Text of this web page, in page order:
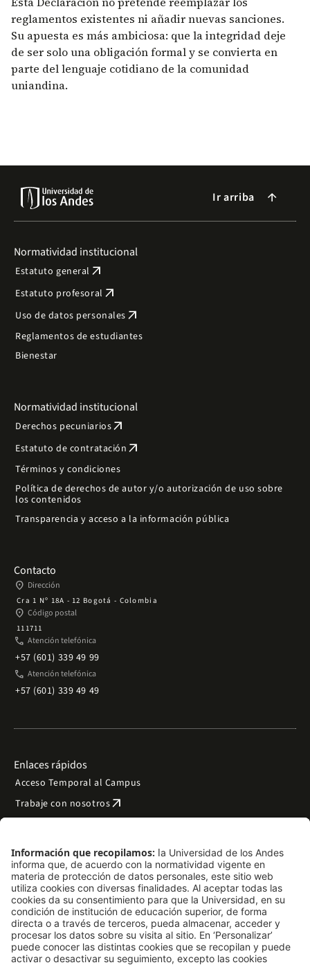
reglamentos existentes ni añadir nuevas sanciones.
Su apuesta es más ambiciosa: que la integridad deje
de ser solo una obligación formal y se convierta en
parte del lenguaje cotidiano de la comunidad
uniandina.
Ir arriba arrow_forward
Normatividad institucional
Estatuto general arrow_outward
Estatuto profesoral arrow_outward
Uso de datos personales arrow_outward
Reglamentos de estudiantes
Bienestar
Normatividad institucional
Derechos pecuniariosarrow_outward
Estatuto de contratación arrow_outward
Términos y condiciones
Política de derechos de autor y/o autorización de uso sobre
los contenidos
Transparencia y acceso a la información pública
Contacto
place Dirección
Cra 1 Nº 18A - 12 Bogotá - Colombia
place Código postal
111711
phone Atención telefónica
+57 (601) 339 49 99
phone Atención telefónica
+57 (601) 339 49 49
Enlaces rápidos
Acceso Temporal al Campus
Trabaje con nosotrosarrow_outward
Preguntas frecuentes
Filantropía y donacionesarrow_outward
Mapa del sitio arrow_outward
Síguenos
LinkedIn